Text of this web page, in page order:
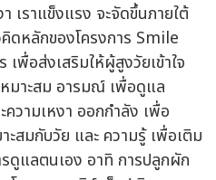
เราแข็งแรง จะจัดขึ้นภายใต้
ดหลักของโครงการ Smile
พื่อส่งเสริมให้ผู้สูงวัยเข้าใจ
หมาะสม อารมณ์ เพื่อดูแล
วามเหงา ออกกำลัง เพื่อ
ะสมกับวัย และ ความรู้ เพื่อเติม
ดูแลตนเอง อาทิ การปลูกผัก